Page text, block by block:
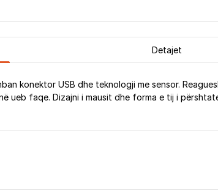
Detajet
konektor USB dhe teknologji me sensor.
ueb faqe. Dizajni i mausit dhe forma e tij i